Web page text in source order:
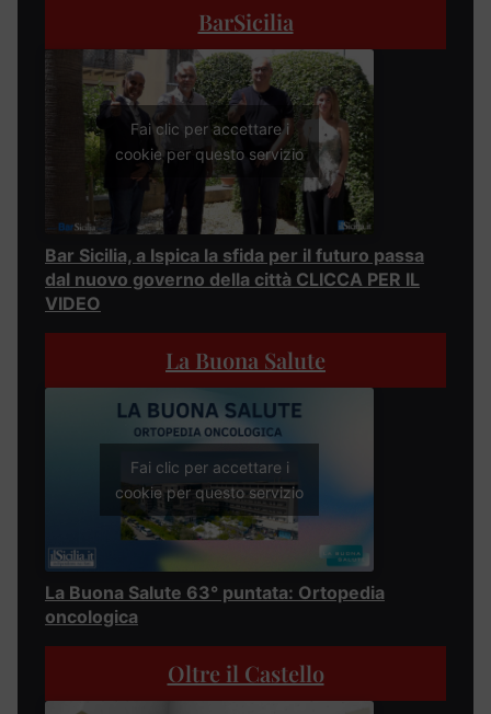
BarSicilia
Fai clic per accettare i
cookie per questo servizio
Bar Sicilia, a Ispica la sfida per il futuro passa
dal nuovo governo della città CLICCA PER IL
VIDEO
La Buona Salute
Fai clic per accettare i
cookie per questo servizio
La Buona Salute 63° puntata: Ortopedia
oncologica
Oltre il Castello